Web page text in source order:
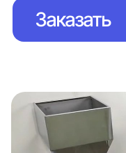
Заказать